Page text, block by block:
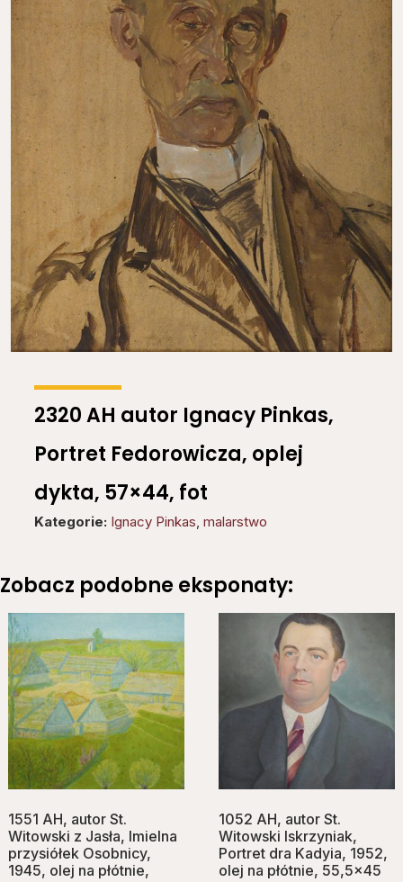
2320 AH autor Ignacy Pinkas,
Portret Fedorowicza, oplej
dykta, 57×44, fot
Kategorie: Ignacy Pinkas, malarstwo
Zobacz podobne eksponaty:
1551 AH, autor St.
Witowski z Jasła, Imielna
przysiółek Osobnicy,
1945, olej na płótnie,
1052 AH, autor St.
Witowski Iskrzyniak,
Portret dra Kadyia, 1952,
olej na płótnie, 55,5×45